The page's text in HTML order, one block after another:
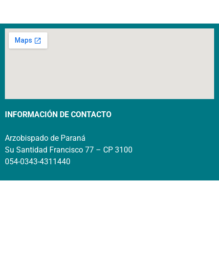
INFORMACIÓN DE CONTACTO
Arzobispado de Paraná
Su Santidad Francisco 77 – CP 3100
054-0343-4311440